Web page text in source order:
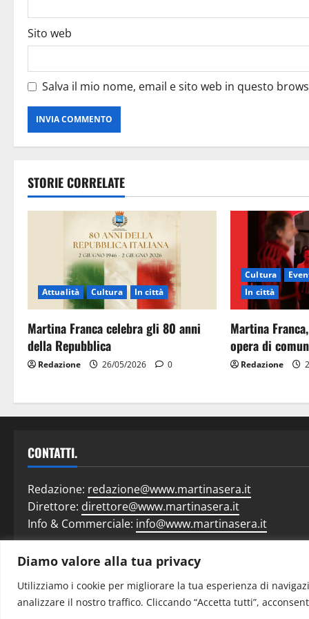
Diamo valore alla tua privacy
Utilizziamo i cookie per migliorare la tua esperienza di
analizzare il nostro traffico. Cliccando “Accetta tutti”,
Sito web
Salva il mio nome, email e sito web in questo
STORIE CORRELATE
Attualità Cultura In città
Martina Franca celebra gli 80 anni
della Repubblica
Redazione 26/05/2026 0
Cultura
In città
Martina
opera di
Redazione
CONTATTI.
Redazione: redazione@www.martinasera.it
Direttore: direttore@www.martinasera.it
Info & Commerciale: info@www.martinasera.it